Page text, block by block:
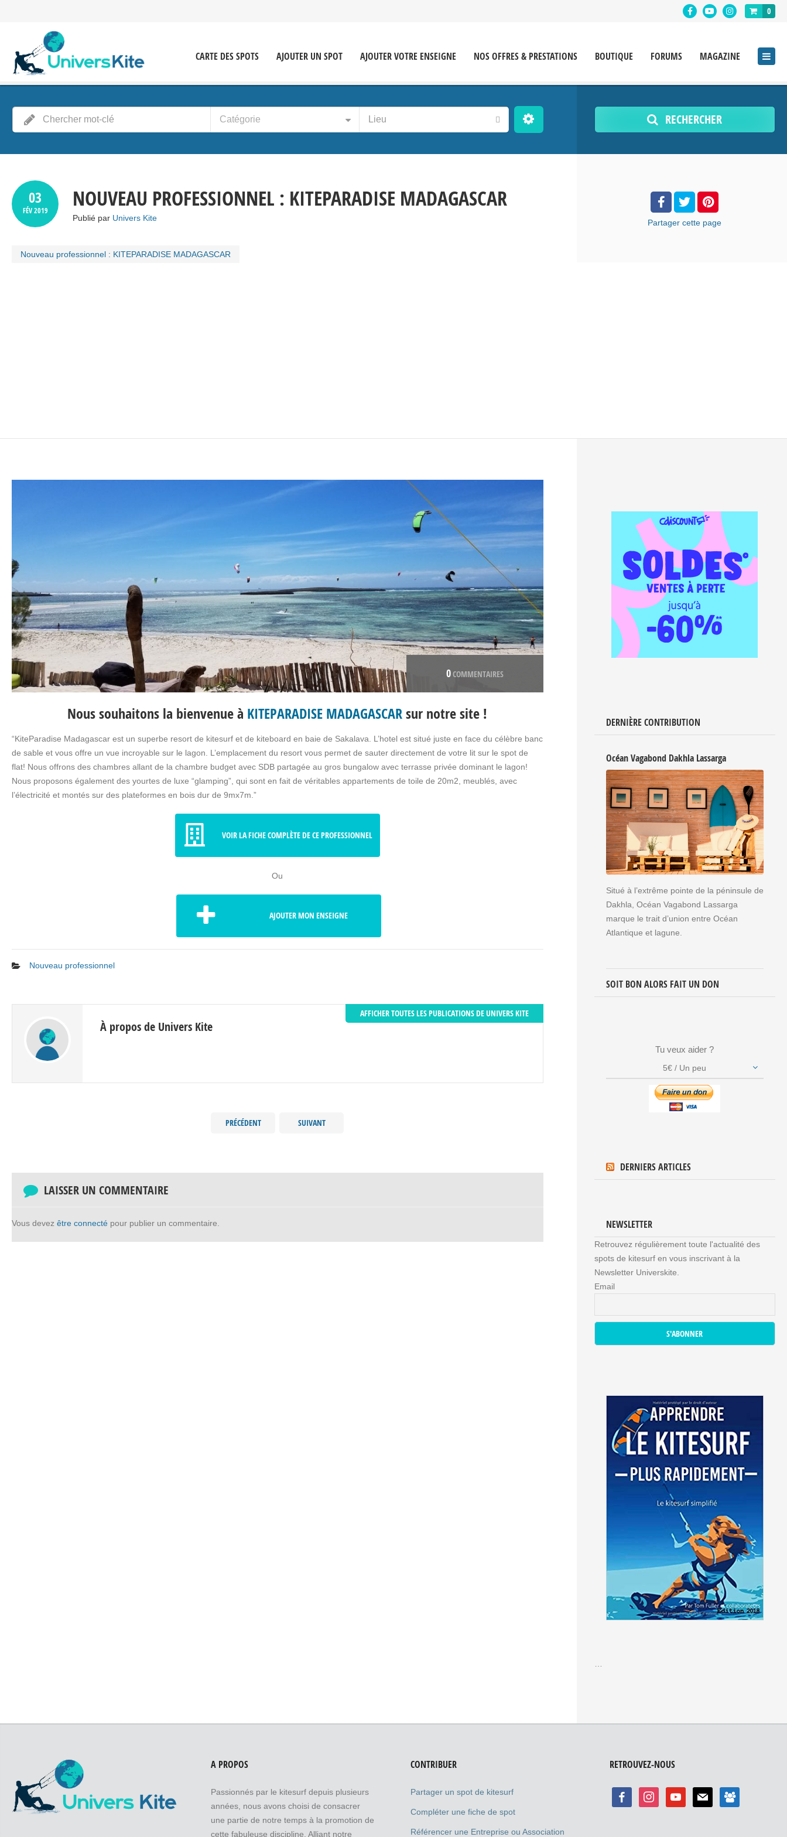
0
CARTE DES SPOTS AJOUTER UN SPOT AJOUTER VOTRE ENSEIGNE NOS OFFRES & PRESTATIONS BOUTIQUE FORUMS MAGAZINE
Catégorie RECHERCHER
03
FÉV2019 NOUVEAU PROFESSIONNEL : KITEPARADISE MADAGASCAR
Publié par Univers Kite
Nouveau professionnel : KITEPARADISE MADAGASCAR
Partager cette page
0COMMENTAIRES
Nous souhaitons la bienvenue à KITEPARADISE MADAGASCARsur notre site !
“KiteParadise Madagascar est un superbe resort de kitesurf et de kiteboard en baie de Sakalava. L’hotel est situé juste en face du célèbre banc
de sable et vous offre un vue incroyable sur le lagon. L’emplacement du resort vous permet de sauter directement de votre lit sur le spot de
flat! Nous offrons des chambres allant de la chambre budget avec SDB partagée au gros bungalow avec terrasse privée dominant le lagon!
Nous proposons également des yourtes de luxe “glamping”, qui sont en fait de véritables appartements de toile de 20m2, meublés, avec
l’électricité et montés sur des plateformes en bois dur de 9mx7m.”
VOIR LA FICHE COMPLÈTE DE CE PROFESSIONNEL
Ou
AJOUTER MON ENSEIGNE
Nouveau professionnel
À propos de Univers Kite
AFFICHER TOUTES LES PUBLICATIONS DE UNIVERS KITE
PRÉCÉDENT SUIVANT
LAISSER UN COMMENTAIRE
Vous devez être connecté pour publier un commentaire.
DERNIÈRE CONTRIBUTION
Océan Vagabond Dakhla Lassarga
Situé à l’extrême pointe de la péninsule de
Dakhla, Océan Vagabond Lassarga
marque le trait d’union entre Océan
Atlantique et lagune.
SOIT BON ALORS FAIT UN DON
Tu veux aider ?
5€ / Un peu
DERNIERS ARTICLES
NEWSLETTER
Retrouvez régulièrement toute l'actualité des
spots de kitesurf en vous inscrivant à la
Newsletter Universkite.
Email
A PROPOS
Passionnés par le kitesurf depuis plusieurs
années, nous avons choisi de consacrer
une partie de notre temps à la promotion de
cette fabuleuse discipline. Alliant notre
CONTRIBUER
Partager un spot de kitesurf
Compléter une fiche de spot
Référencer une Entreprise ou Association
RETROUVEZ-NOUS